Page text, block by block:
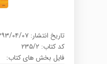
تاریخ انتشار: ۱۳۹۳/۰۴/۰۷
کد کتاب: ۲۳۵/۲
فایل بخش های کتاب: